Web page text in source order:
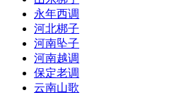
永年西调
河北梆子
河南坠子
河南越调
保定老调
云南山歌